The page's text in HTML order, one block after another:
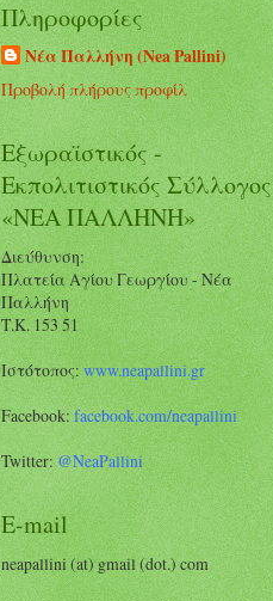
Πληροφορίες
Νέα Παλλήνη (Nea Pallini)
Προβολή πλήρους προφίλ
Εξωραϊστικός -
Εκπολιτιστικός Σύλλογος
«ΝΕΑ ΠΑΛΛΗΝΗ»
Διεύθυνση:
Πλατεία Αγίου Γεωργίου - Νέα
Παλλήνη
Τ.Κ. 153 51
Ιστότοπος:www.neapallini.gr
Facebook:facebook.com/neapallini
Twitter:@NeaPallini
E-mail
neapallini (at) gmail (dot.) com